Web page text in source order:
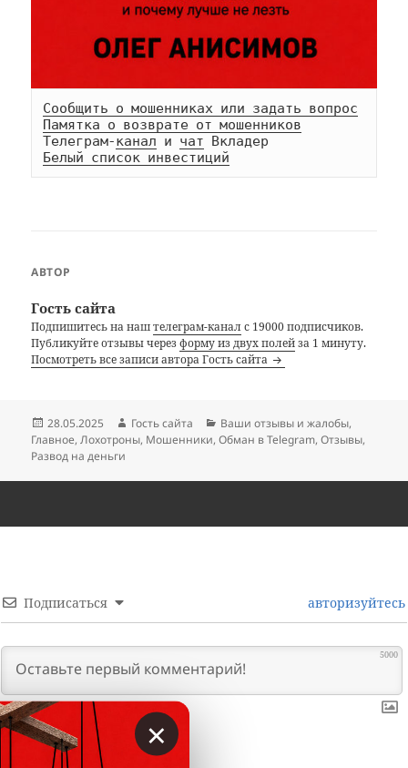
Сообщить о мошенниках или задать вопрос
Памятка о возврате от мошенников
Телеграм-канал и чат
Белый список инвестиций
АВТОР
Гость сайта
Подпишитесь на наштелеграм-каналс 19000 подписчиков.
Публикуйте отзывы черезформу из двух полейза 1 минуту.
Посмотреть все записи автора Гость сайта
Опубликовано
28.05.2025 Автор
Гость сайта Рубрики
Ваши отзывы и жалобы,
Главное,Лохотроны, Мошенники,Обман в Telegram,Отзывы,
Развод на деньги
Подписаться авторизуйтесь
5000
×